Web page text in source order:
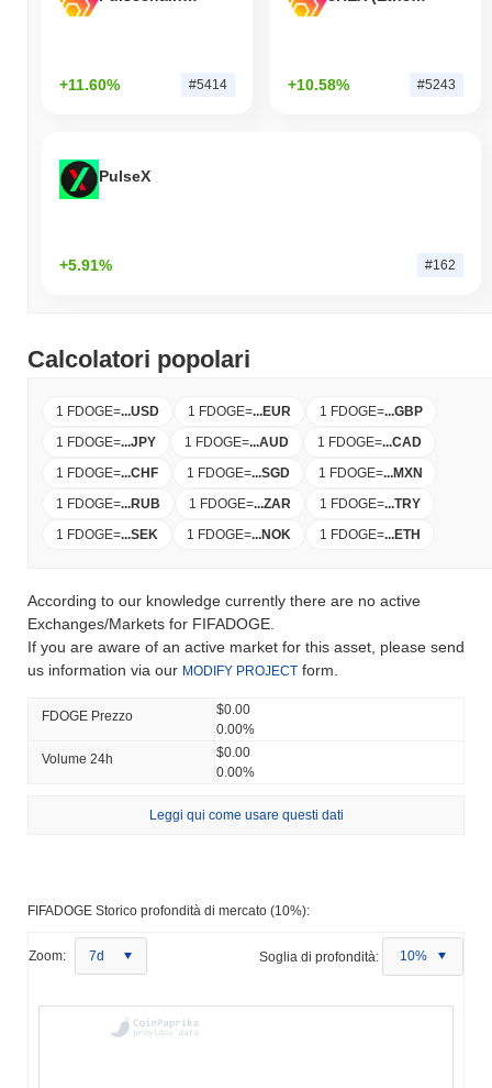
+11.60% #5414 +10.58% #5243
PulseX
+5.91% #162
Calcolatori popolari
1 FDOGE=...USD 1 FDOGE=...EUR 1 FDOGE=...GBP
1 FDOGE=...JPY 1 FDOGE=...AUD 1 FDOGE=...CAD
1 FDOGE=...CHF 1 FDOGE=...SGD 1 FDOGE=...MXN
1 FDOGE=...RUB 1 FDOGE=...ZAR 1 FDOGE=...TRY
1 FDOGE=...SEK 1 FDOGE=...NOK 1 FDOGE=...ETH
According to our knowledge currently there are no active
Exchanges/Markets for FIFADOGE.
If you are aware of an active market for this asset, please send
us information via our MODIFY PROJECT form.
FDOGE Prezzo
$0.00
0.00%
Volume 24h
$0.00
0.00%
Leggi qui come usare questi dati
FIFADOGE Storico profondità di mercato (10%):
Zoom: 7d Soglia di profondità: 10%